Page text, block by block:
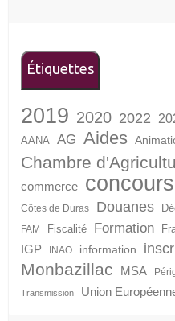
Étiquettes
2019 2020 2022
AANA AG Aides
Chambre
commerce concours
Côtes de Duras Douanes
FAM Fiscalité Formation
IGP INAO information
Monbazillac MSA
Transmission Union